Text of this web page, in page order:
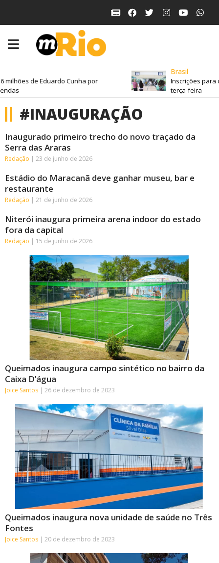
de Eduardo Cunha por
Brasil
Inscrições para o
terça-feira
#INAUGURAÇÃO
Inaugurado primeiro trecho do novo traçado da
Serra das Araras
Redação 23 de junho de 2026
Estádio do Maracanã deve ganhar museu, bar e
restaurante
Redação 21 de junho de 2026
Niterói inaugura primeira arena indoor do estado
fora da capital
Redação 15 de junho de 2026
Queimados inaugura campo sintético no bairro da
Caixa D’água
Joice Santos 26 de dezembro de 2023
Queimados inaugura nova unidade de saúde no Três
Fontes
Joice Santos 20 de dezembro de 2023